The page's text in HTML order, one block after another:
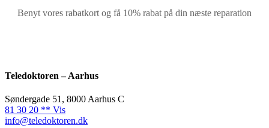
Benyt vores rabatkort og få 10% rabat på din næste reparation
Teledoktoren – Aarhus
Søndergade 51, 8000 Aarhus C
81 30 20 ** Vis
info@teledoktoren.dk